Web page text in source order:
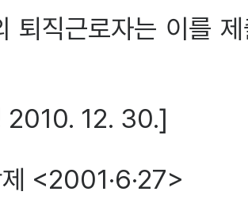
퇴직근로자는 이를
2010. 12. 30.]
<2001·6·27>